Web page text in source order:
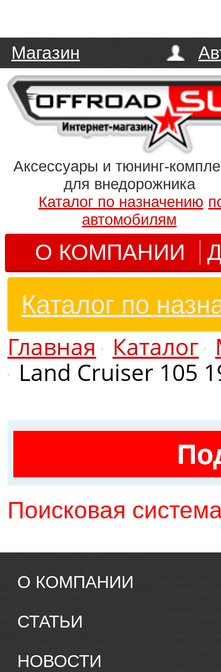
Магазин
Аксессуары и тюнинг-
для внедорожника
Каталог по назначению
автомобилям
О КОМПАНИИ
Каталог по
Главная Каталог
Land Cruiser 105
Поисковая
О КОМПАНИИ
СТАТЬИ
НОВОСТИ